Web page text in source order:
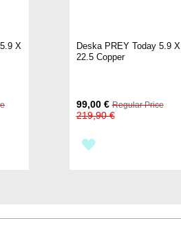
X
Deska PREY Today 5.9 X
22.5 Copper
Special
Price
99,00 € Regular Price
219,90 €